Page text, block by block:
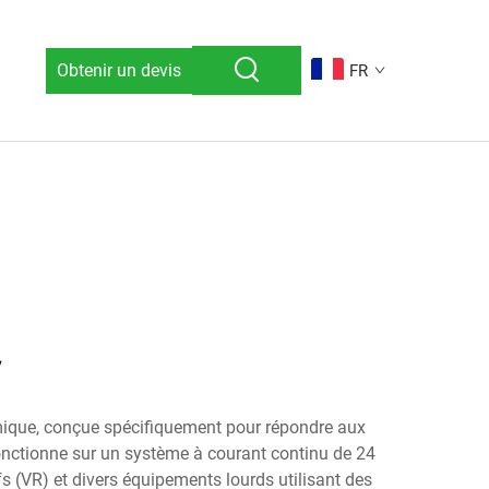
Obtenir un devis FR
conçue spécifiquement pour répondre aux
sur un système à courant continu de 24
(VR) et divers équipements lourds utilisant des